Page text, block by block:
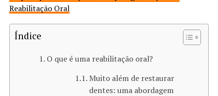
Reabilitação Oral
Índice
O que é uma reabilitação oral​?
Muito além de restaurar
dentes: uma abordagem